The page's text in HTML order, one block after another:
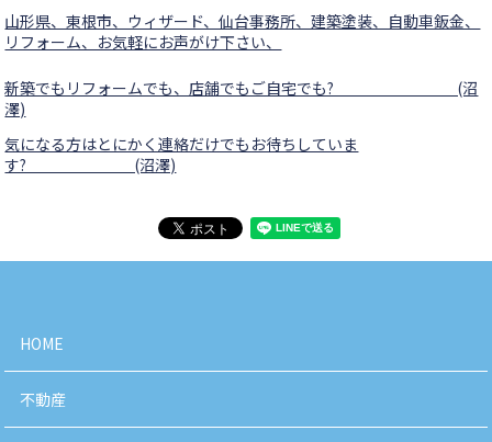
山形県、東根市、ウィザード、仙台事務所、建築塗装、自動車鈑金、
リフォーム、お気軽にお声がけ下さい、
新築でもリフォームでも、店舗でもご自宅でも? (沼
澤)
気になる方はとにかく連絡だけでもお待ちしていま
す? (沼澤)
HOME
不動産